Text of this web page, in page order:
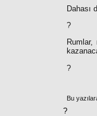
Dahası
?
?
Bu
?